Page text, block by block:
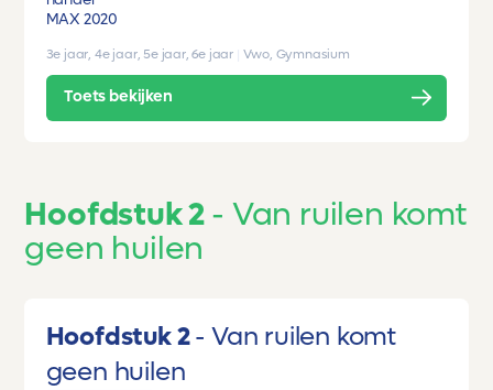
MAX 2020
3e jaar, 4e jaar, 5e jaar, 6e jaar Vwo, Gymnasium
Toets bekijken
Hoofdstuk 2
Van ruilen komt
geen huilen
Hoofdstuk 2
Van ruilen komt
geen huilen